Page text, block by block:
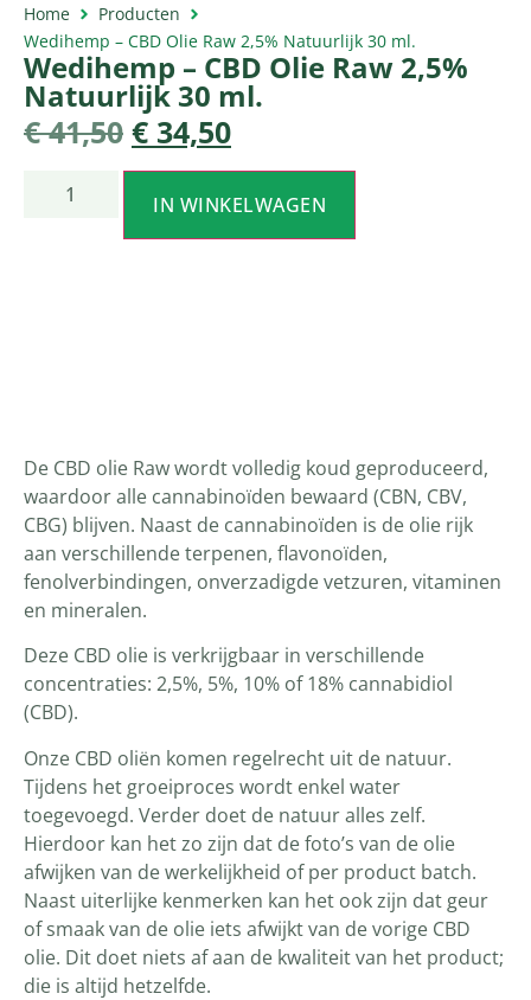
Home
Producten
Wedihemp – CBD Olie Raw 2,5% Natuurlijk 30 ml.
Wedihemp – CBD Olie Raw 2,5%
Natuurlijk 30 ml.
€41,50 € 34,50
IN WINKELWAGEN
De CBD olie Raw wordt volledig koud geproduceerd,
waardoor alle cannabinoïden bewaard (CBN, CBV,
CBG) blijven. Naast de cannabinoïden is de olie rijk
aan verschillende terpenen, flavonoïden,
fenolverbindingen, onverzadigde vetzuren, vitaminen
en mineralen.
Deze CBD olie is verkrijgbaar in verschillende
concentraties: 2,5%, 5%, 10% of 18% cannabidiol
(CBD).
Onze CBD oliën komen regelrecht uit de natuur.
Tijdens het groeiproces wordt enkel water
toegevoegd. Verder doet de natuur alles zelf.
Hierdoor kan het zo zijn dat de foto’s van de olie
afwijken van de werkelijkheid of per product batch.
Naast uiterlijke kenmerken kan het ook zijn dat geur
of smaak van de olie iets afwijkt van de vorige CBD
olie. Dit doet niets af aan de kwaliteit van het product;
die is altijd hetzelfde.